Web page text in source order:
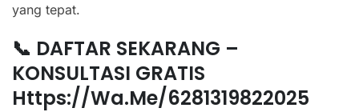
yang tepat.
📞 DAFTAR SEKARANG –
KONSULTASI GRATIS
Https://wa.me/6281319822025